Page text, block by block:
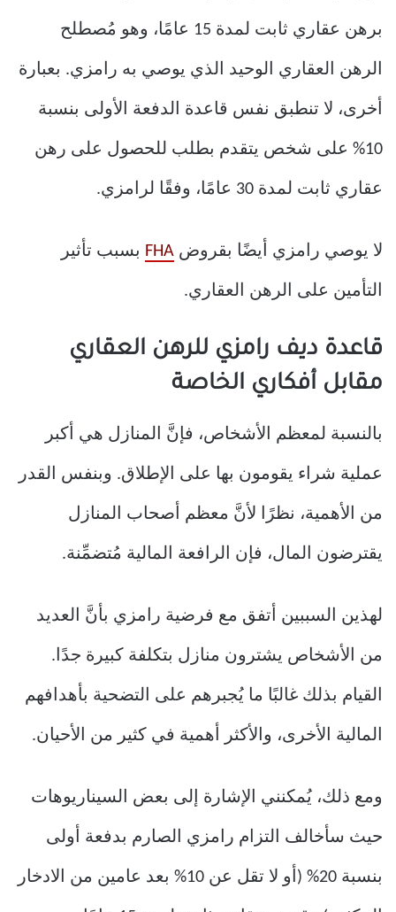
برهن عقاري ثابت لمدة 15 عامًا، وهو مُصطلح
الرهن العقاري الوحيد الذي يوصي به رامزي. بعبارة
أخرى، لا تنطبق نفس قاعدة الدفعة الأولى بنسبة
10% على شخص يتقدم بطلب للحصول على رهن
عقاري ثابت لمدة 30 عامًا، وفقًا لرامزي.
لا يوصي رامزي أيضًا بقروض FHA بسبب تأثير
التأمين على الرهن العقاري.
قاعدة ديف رامزي للرهن العقاري
مقابل أفكاري الخاصة
بالنسبة لمعظم الأشخاص، فإنَّ المنازل هي أكبر
عملية شراء يقومون بها على الإطلاق. وبنفس القدر
من الأهمية، نظرًا لأنَّ معظم أصحاب المنازل
يقترضون المال، فإن الرافعة المالية مُتضمِّنة.
لهذين السببين أتفق مع فرضية رامزي بأنَّ العديد
من الأشخاص يشترون منازل بتكلفة كبيرة جدًا.
القيام بذلك غالبًا ما يُجبرهم على التضحية بأهدافهم
المالية الأخرى، والأكثر أهمية في كثير من الأحيان.
ومع ذلك، يُمكنني الإشارة إلى بعض السيناريوهات
حيث سأخالف التزام رامزي الصارم بدفعة أولى
بنسبة 20% (أو لا تقل عن 10% بعد عامين من الادخار